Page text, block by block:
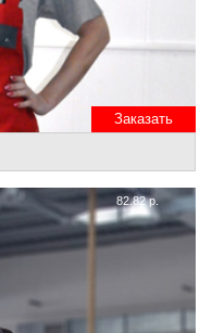
Заказать
82.82 р.